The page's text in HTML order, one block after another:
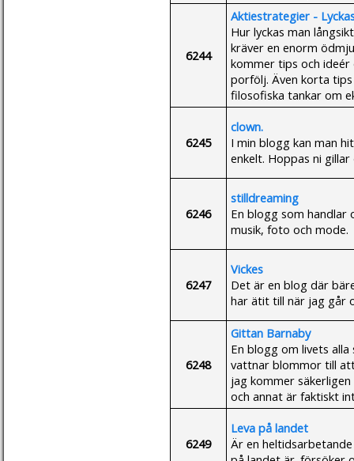
6244
Aktiestrategier -
Hur lyckas man
kräver en enorm
kommer tips och ideér
porfölj. Även korta
filosofiska tankar om
6245
clown.
I min blogg kan man
enkelt. Hoppas ni gillar
6246
stilldreaming
En blogg som handlar
musik, foto och mode.
6247
Vickes
Det är en blog där
har ätit till när jag går
6248
Gittan Barnaby
En blogg om livets
vattnar blommor till
jag kommer
och annat är faktiskt
6249
Leva på landet
Är en